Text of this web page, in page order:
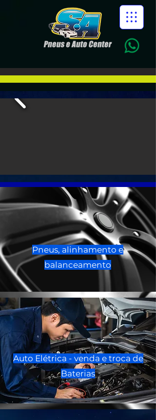
Pneus, alinhamento e
balanceamento
Auto Elétrica - venda e troca de
Baterias